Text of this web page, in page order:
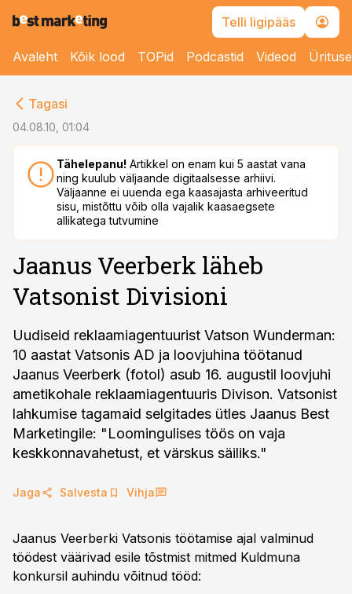
Telli ligipääs
Avaleht Kõik lood TOPid Podcastid Videod
Tagasi
04.08.10, 01:04
Tähelepanu! Artikkel on enam kui 5 aastat vana
ning kuulub väljaande digitaalsesse arhiivi.
Väljaanne ei uuenda ega kaasajasta arhiveeritud
sisu, mistõttu võib olla vajalik kaasaegsete
allikatega tutvumine
Jaanus Veerberk läheb
Vatsonist Divisioni
Uudiseid reklaamiagentuurist Vatson Wunderman:
10 aastat Vatsonis AD ja loovjuhina töötanud
Jaanus Veerberk (fotol) asub 16. augustil loovjuhi
ametikohale reklaamiagentuuris Divison. Vatsonist
lahkumise tagamaid selgitades ütles Jaanus Best
Marketingile: "Loomingulises töös on vaja
keskkonnavahetust, et värskus säiliks."
Jaga Salvesta Vihja
Jaanus Veerberki Vatsonis töötamise ajal valminud
töödest väärivad esile tõstmist mitmed Kuldmuna
konkursil auhindu võitnud tööd: